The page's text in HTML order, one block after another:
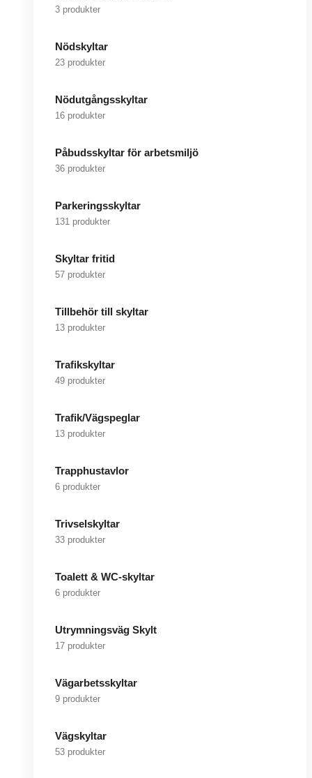
3 produkter
Nödskyltar
23 produkter
Nödutgångsskyltar
16 produkter
Påbudsskyltar för arbetsmiljö
36 produkter
Parkeringsskyltar
131 produkter
Skyltar fritid
57 produkter
Tillbehör till skyltar
13 produkter
Trafikskyltar
49 produkter
Trafik/Vägspeglar
13 produkter
Trapphustavlor
6 produkter
Trivselskyltar
33 produkter
Toalett & WC-skyltar
6 produkter
Utrymningsväg Skylt
17 produkter
Vägarbetsskyltar
9 produkter
Vägskyltar
53 produkter